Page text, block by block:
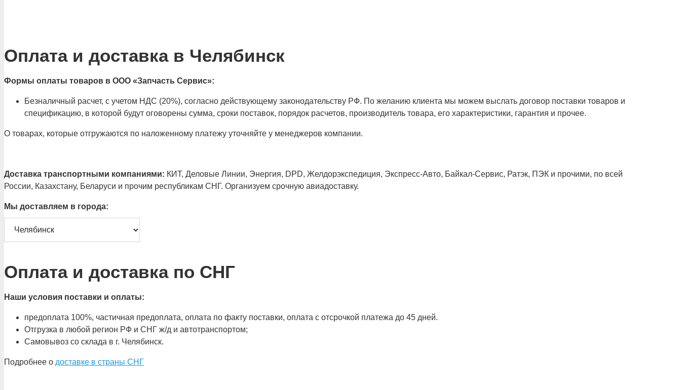
Оплата и доставка в Челябинск
Формы оплаты товаров в ООО «Запчасть Сервис»:
Безналичный расчет, с учетом НДС (20%), согласно действующему законодательству РФ. По желанию клиента мы можем выслать договор поставки товаров и
спецификацию, в которой будут оговорены сумма, сроки поставок, порядок расчетов, производитель товара, его характеристики, гарантия и прочее.
О товарах, которые отгружаются по наложенному платежу уточняйте у менеджеров компании.
Доставка транспортными компаниями: КИТ, Деловые Линии, Энергия, DPD, Желдорэкспедиция, Экспресс-Авто, Байкал-Сервис, Ратэк, ПЭК и прочими, по всей
России, Казахстану, Беларуси и прочим республикам СНГ. Организуем срочную авиадоставку.
Мы доставляем в города:
Оплата и доставка по СНГ
Наши условия поставки и оплаты:
предоплата 100%, частичная предоплата, оплата по факту поставки, оплата с отсрочкой платежа до 45 дней.
Отгрузка в любой регион РФ и СНГ ж/д и автотранспортом;
Самовывоз со склада в г. Челябинск.
Подробнее о доставке в страны СНГ